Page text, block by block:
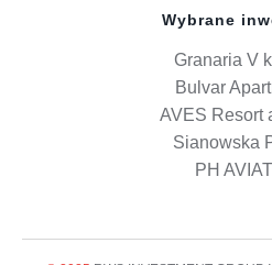
Wybrane
Granaria V
Bulvar
AVES Resort
Sianowska
PH